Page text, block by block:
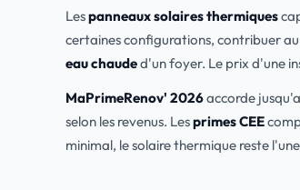
Lespanneaux solaires thermiques
certaines configurations, contribuer
eau chauded'un foyer. Le prix d'une
MaPrimeRenov' 2026accorde jusqu'a
selon les revenus. Lesprimes CEE
minimal, le solaire thermique reste